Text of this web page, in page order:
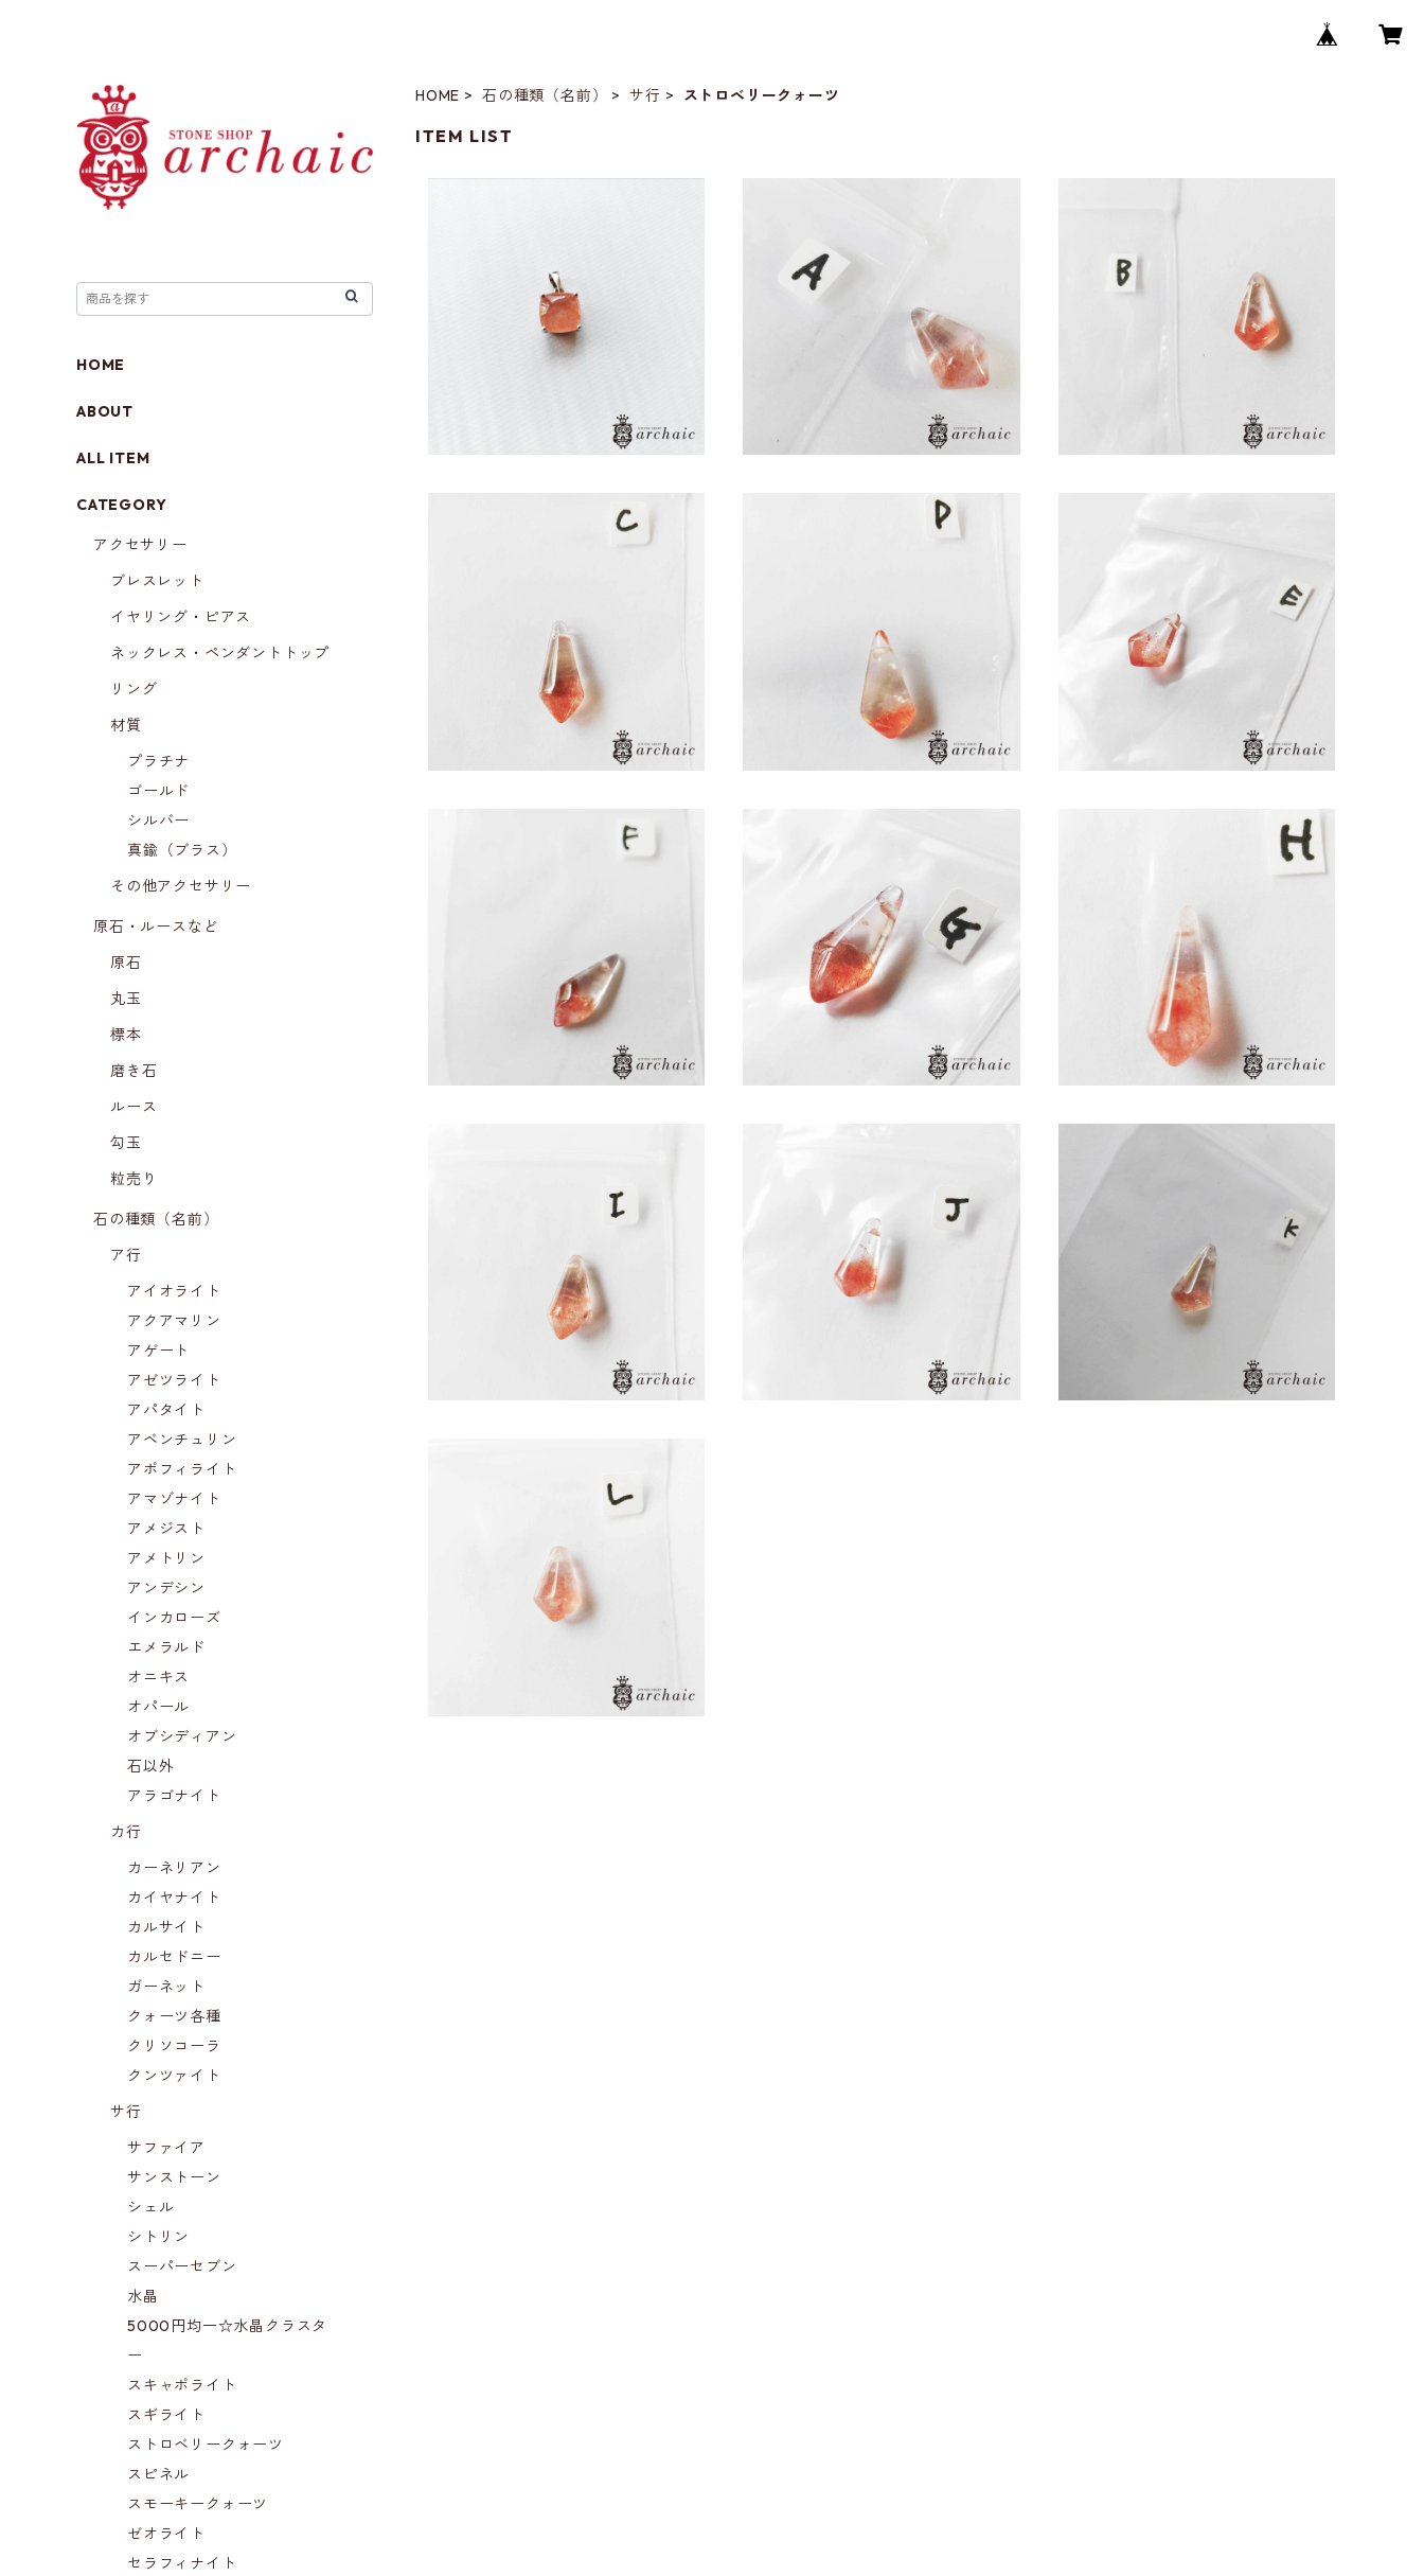
HOME 石の種類（名前） サ行 ストロベリークォーツ
ITEM LIST
SV925カザフスタン産ストロベリー
クォーツのペンダントトップ
¥29,800
ストロベリークォーツの穴あきドロッ
プ(A)
¥8,800
ストロベリークォーツの穴あきドロッ
¥8,800
ストロベリークォーツの穴あきドロッ
¥8,800
ストロベリークォーツの穴あきドロッ
プ(G)
¥8,800
ストロベリークォーツの穴あきドロッ
プ(H)
¥8,800
ストロベリークォーツの穴あきドロッ
¥8,800
ストロベリークォーツの穴あきドロッ
プ(J)
¥8,800
ストロベリークォーツの穴あきドロッ
¥8,800
プ(L)
¥8,800
HOME
ABOUT
ALL ITEM
CATEGORY
アクセサリー
ブレスレット
イヤリング・ピアス
ネックレス・ペンダントトップ
リング
材質
プラチナ
ゴールド
シルバー
真鍮（ブラス）
その他アクセサリー
原石・ルースなど
原石
丸玉
標本
磨き石
ルース
勾玉
粒売り
石の種類（名前）
ア行
アイオライト
アクアマリン
アゲート
アゼツライト
アパタイト
アベンチュリン
アポフィライト
アマゾナイト
アメジスト
アメトリン
アンデシン
インカローズ
エメラルド
オニキス
オパール
オブシディアン
石以外
アラゴナイト
カ行
カーネリアン
カイヤナイト
カルサイト
カルセドニー
ガーネット
クォーツ各種
クリソコーラ
クンツァイト
サ行
サファイア
サンストーン
シェル
シトリン
スーパーセブン
水晶
5000円均一☆水晶クラスタ
ー
スキャポライト
スギライト
ストロベリークォーツ
スピネル
スモーキークォーツ
ゼオライト
セラフィナイト